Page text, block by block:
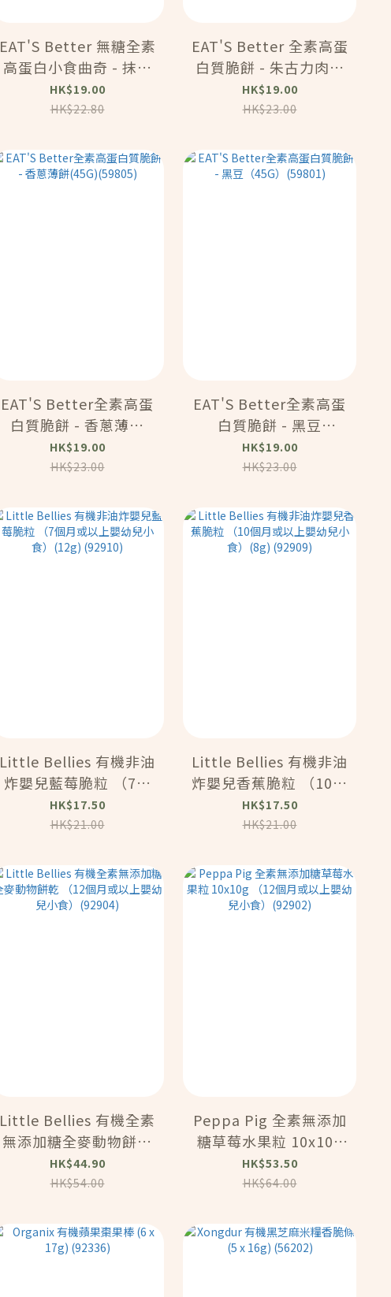
EAT'S Better 無糖全素
高蛋白小食曲奇 - 抹茶
朱古力粒 (40G)
(59820)
HK$19.00
HK$22.80
EAT'S Better 全素高蛋
白質脆餅 - 朱古力肉桂
（45G）（59803）
HK$19.00
HK$23.00
EAT'S Better全素高蛋
白質脆餅 - 香蔥薄餅
(45G)(59805)
HK$19.00
HK$23.00
EAT'S Better全素高蛋
白質脆餅 - 黑豆
（45G）(59801)
HK$19.00
HK$23.00
Little Bellies 有機非油
炸嬰兒藍莓脆粒 （7個
月或以上嬰幼兒小食）
(12g) (92910)
HK$17.50
HK$21.00
Little Bellies 有機非油
炸嬰兒香蕉脆粒 （10個
月或以上嬰幼兒小食）
(8g) (92909)
HK$17.50
HK$21.00
Little Bellies 有機全素
無添加糖全麥動物餅乾
（12個月或以上嬰幼兒
小食）(92904)
HK$44.90
HK$54.00
Peppa Pig 全素無添加
糖草莓水果粒 10x10g
（12個月或以上嬰幼兒
小食）(92902)
HK$53.50
HK$64.00